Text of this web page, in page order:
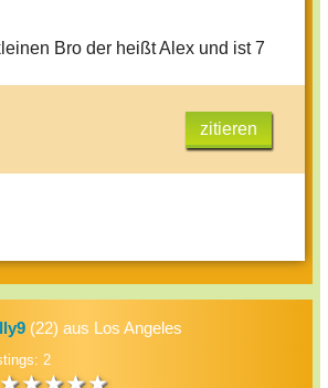
Bro der heißt Alex und ist 7
zitieren
(22) aus Los Angeles
2